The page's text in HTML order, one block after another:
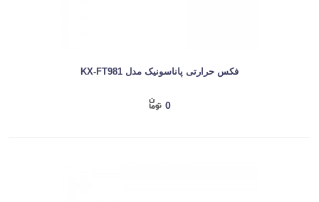
فکس حرارتی پاناسونیک مدل KX-FT981
0